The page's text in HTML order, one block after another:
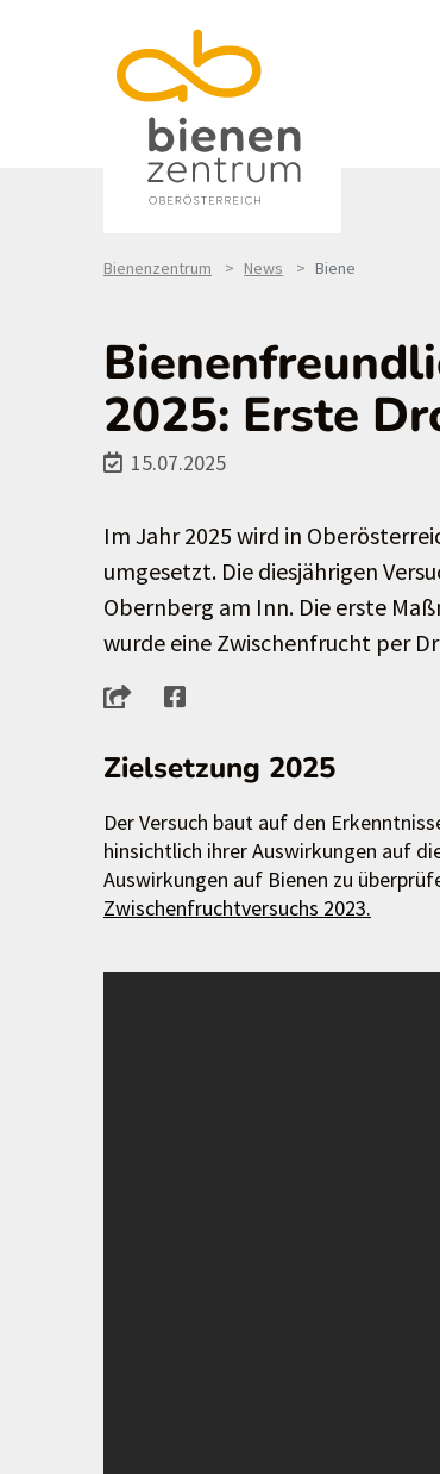
Bienenzentrum News Biene
2025: Erste
15.07.2025
Im Jahr 2025 wird in
umgesetzt. Die diesjährigen
Obernberg am Inn. Die erste
wurde eine Zwischenfrucht per
Zielsetzung 2025
Der Versuch baut auf den
hinsichtlich ihrer Auswirkungen auf
Auswirkungen auf Bienen zu
Zwischenfruchtversuchs 2023.